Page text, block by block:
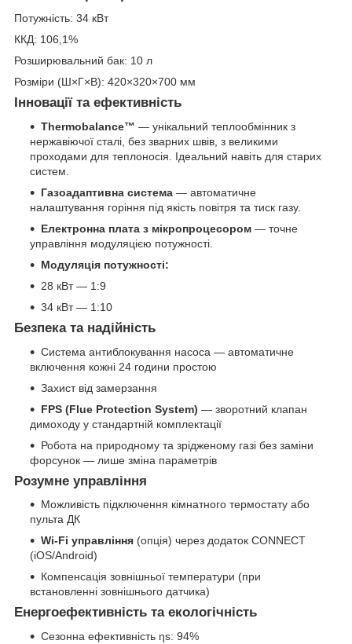
Потужність: 34 кВт
ККД: 106,1%
Розширювальний бак: 10 л
Розміри (Ш×Г×В): 420×320×700 мм
Інновації та ефективність
Thermobalance™ — унікальний теплообмінник з
нержавіючої сталі, без зварних швів, з великими
проходами для теплоносія. Ідеальний навіть для старих
систем.
Газоадаптивна система — автоматичне
налаштування горіння під якість повітря та тиск газу.
Електронна плата з мікропроцесором — точне
управління модуляцією потужності.
Модуляція потужності:
28 кВт — 1:9
34 кВт — 1:10
Безпека та надійність
Система антиблокування насоса — автоматичне
включення кожні 24 години простою
Захист від замерзання
FPS (Flue Protection System) — зворотний клапан
димоходу у стандартній комплектації
Робота на природному та зрідженому газі без заміни
форсунок — лише зміна параметрів
Розумне управління
Можливість підключення кімнатного термостату або
пульта ДК
Wi-Fi управління (опція) через додаток CONNECT
(iOS/Android)
Компенсація зовнішньої температури (при
встановленні зовнішнього датчика)
Енергоефективність та екологічність
Сезонна ефективність ηs: 94%